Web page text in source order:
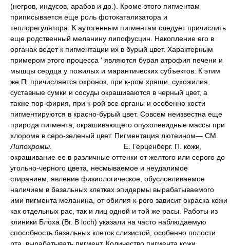
(негров, индусов, арабов и др.). Кроме этого пигментам
приписывается еще роль фотокатализатора и
теплорегулятора. К аутогенным пигментам следует причислить
еще родственный меланину липофусцин. Накопление его в
органах ведет к пигментации их в бурый цвет. Характерным
примером этого процесса ' являются бурая атрофия печени и
мышцы сердца у пожилых и марантических субъектов. К этим
же П. причисляется охроноз, при к-ром хрящи, сухожилия,
суставные сумки и сосуды окрашиваются в черный цвет, а
также пор-фирия, при к-рой все органы и особенно кости
пигментируются в красно-бурый цвет. Совсем неизвестна еще
природа пигмента, окрашивающего опухолевидные массы при
хлороме в серо-зеленый цвет. Пигментация лютеином— СМ.
Липохромы.
Е. Герценберг. П. кожи,
окрашивание ее в различные оттенки от желтого или серого до
угольно-черного цвета, несмываемое и неудалимое
стиранием, явление физиологическое, обусловливаемое
наличием в базальных клетках эпидермы вырабатываемого
ими пигмента меланина, от обилия к-рого зависит окраска кожи
как отдельных рас, так и лиц одной и той же расы. Работы из
клиники Блоха (Вг. В loch) указали на часто наблюдаемую
способность базальных клеток слизистой, особенно полости